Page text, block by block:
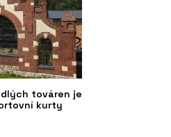
stavební materiál
Xella
továren je
kurty